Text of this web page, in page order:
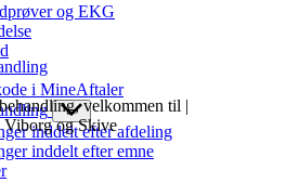
og EKG
i MineAftaler
inddelt efter afdeling
inddelt efter emne
velkommen til |
Viborg og Skive